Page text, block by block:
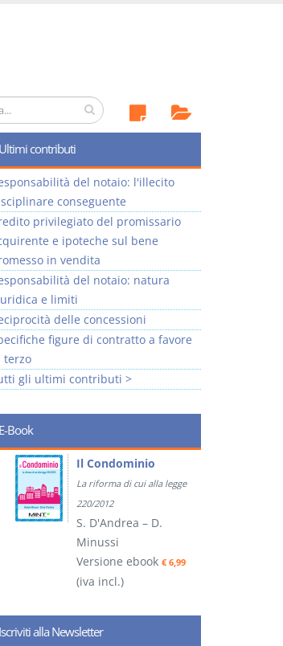
Ultimi contributi
del notaio: l'illecito
conseguente
privilegiato del promissario
e ipoteche sul bene
in vendita
del notaio: natura
e limiti
delle concessioni
figure di contratto a favore
terzo
gli ultimi contributi >
E-Book
Il Condominio
La riforma di cui alla legge
220/2012
S. D'Andrea – D.
Minussi
Versione ebook€ 6,99
(iva incl.)
Iscriviti alla Newsletter